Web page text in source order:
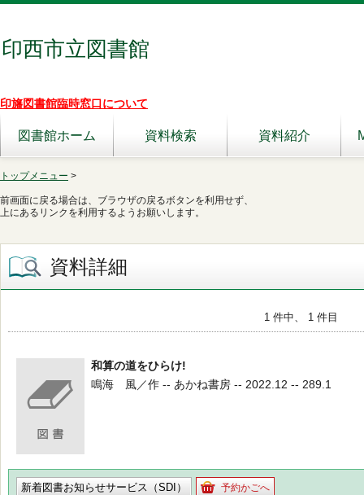
印西市立図書館
印旛図書館臨時窓口について
図書館ホーム 資料検索 資料紹介
トップメニュー >
前画面に戻る場合は、ブラウザの戻るボタンを利用せず、
上にあるリンクを利用するようお願いします。
資料詳細
1 件中、 1 件目
和算の道をひらけ!
鳴海 風／作 -- あかね書房 -- 2022.12 -- 289.1
新着図書お知らせサービス（SDI） 予約かごへ